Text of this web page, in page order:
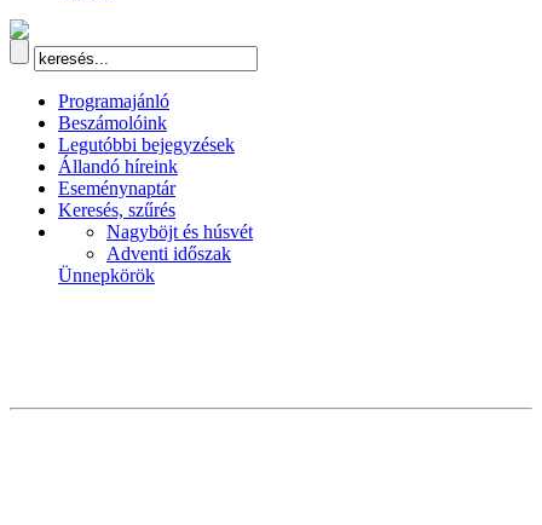
Programajánló
Beszámolóink
Legutóbbi bejegyzések
Állandó híreink
Eseménynaptár
Keresés, szűrés
Nagyböjt és húsvét
Adventi időszak
Ünnepkörök